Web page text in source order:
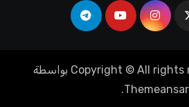
Copyright © All rights بواسطة
Themeansar
.